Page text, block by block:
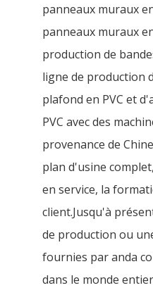
panneaux muraux
panneaux muraux
production de
ligne de production
plafond en PVC et
PVC avec des
provenance de
plan d'usine
en service, la
client.Jusqu'à
de production ou
fournies par anda
dans le monde